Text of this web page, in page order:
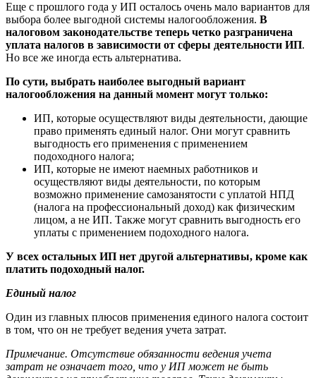
Еще с прошлого года у ИП осталось очень мало вариантов для
выбора более выгодной системы налогообложения. В
налоговом законодательстве теперь четко разграничена
уплата налогов в зависимости от сферы деятельности ИП.
Но все же иногда есть альтернатива.
По сути, выбрать наиболее выгодный вариант
налогообложения на данный момент могут только:
ИП, которые осуществляют виды деятельности, дающие
право применять единый налог. Они могут сравнить
выгодность его применения с применением
подоходного налога;
ИП, которые не имеют наемных работников и
осуществляют виды деятельности, по которым
возможно применение самозанятости с уплатой НПД
(налога на профессиональный доход) как физическим
лицом, а не ИП. Также могут сравнить выгодность его
уплаты с применением подоходного налога.
У всех остальных ИП нет другой альтернативы, кроме как
платить подоходный налог.
Единый налог
Один из главных плюсов применения единого налога состоит
в том, что он не требует ведения учета затрат.
Примечание. Отсутствие обязанности ведения учета
затрат не означает того, что у ИП может не быть